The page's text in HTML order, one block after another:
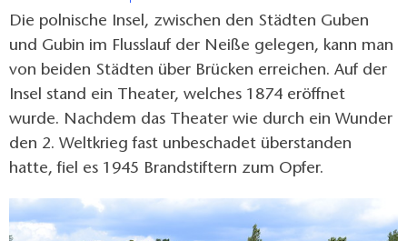
Die polnische Insel, zwischen den Städten Guben
und Gubin im Flusslauf der Neiße gelegen, kann man
von beiden Städten über Brücken erreichen. Auf der
Insel stand ein Theater, welches 1874 eröffnet
wurde. Nachdem das Theater wie durch ein Wunder
den 2. Weltkrieg fast unbeschadet überstanden
hatte, fiel es 1945 Brandstiftern zum Opfer.